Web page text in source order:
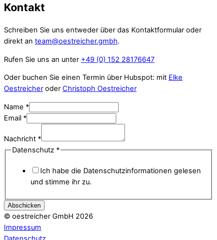
Kontakt
Schreiben Sie uns entweder über das Kontaktformular oder
direkt an team@oestreicher.gmbh.
Rufen Sie uns an unter +49 (0) 152 28176647
Oder buchen Sie einen Termin über Hubspot: mit Elke
Oestreicher oder Christoph Oestreicher
Datenschutz
Nachricht
Name *
Email *
Nachricht *
Datenschutz *
Ich habe die Datenschutz­informationen gelesen
und stimme ihr zu.
Abschicken
© oestreicher GmbH 2026
Impressum